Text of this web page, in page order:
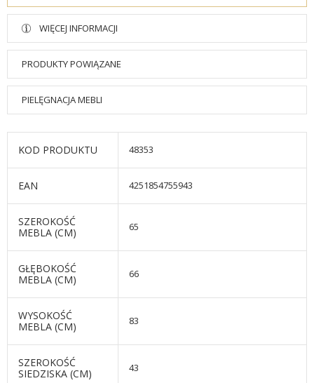
WIĘCEJ INFORMACJI
PRODUKTY POWIĄZANE
PIELĘGNACJA MEBLI
KOD PRODUKTU 48353
EAN 4251854755943
SZEROKOŚĆ
MEBLA (CM)
65
GŁĘBOKOŚĆ
MEBLA (CM)
66
WYSOKOŚĆ
MEBLA (CM)
83
SZEROKOŚĆ
SIEDZISKA (CM)
43